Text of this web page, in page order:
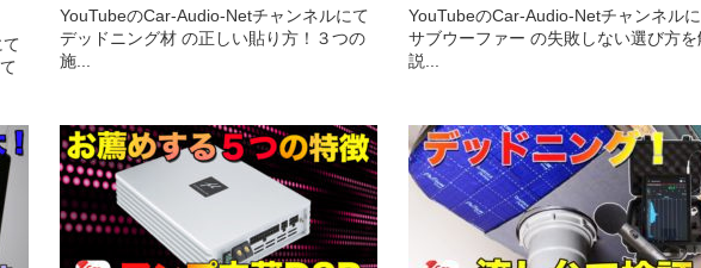
YouTubeのCar-Audio-Netチャンネルにて
デッドニング材 の正しい貼り方！３つの
施...
YouTubeのCar-Audio-Netチャンネル
サブウーファー の失敗しない選び方を
説...